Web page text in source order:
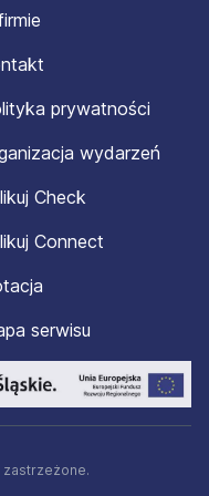
na adres agencji
pod nr tel.
i
(KRAZ 7822).
prywatności
wydarzeń
Check
Connect
serwisu